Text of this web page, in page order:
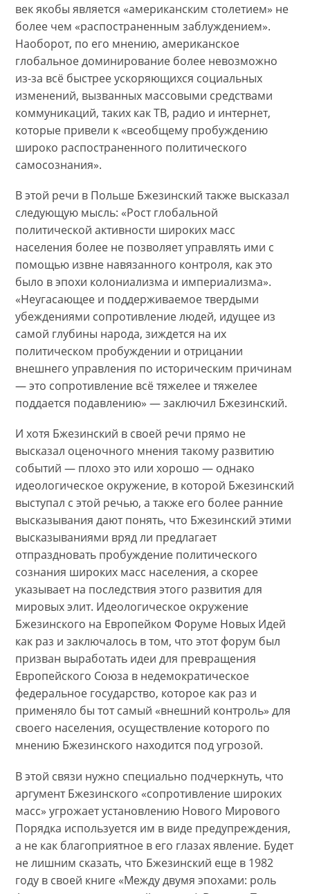
век якобы является «американским столетием» не
более чем «распостраненным заблуждением».
Наоборот, по его мнению, американское
глобальное доминирование более невозможно
из-за всё быстрее ускоряющихся социальных
изменений, вызванных массовыми средствами
коммуникаций, таких как ТВ, радио и интернет,
которые привели к «всеобщему пробуждению
широко распостраненного политического
самосознания».
В этой речи в Польше Бжезинский также высказал
следующую мысль: «Рост глобальной
политической активности широких масс
населения более не позволяет управлять ими с
помощью извне навязанного контроля, как это
было в эпохи колониализма и империализма».
«Неугасающее и поддерживаемое твердыми
убеждениями сопротивление людей, идущее из
самой глубины народа, зиждется на их
политическом пробуждении и отрицании
внешнего управления по историческим причинам
— это сопротивление всё тяжелее и тяжелее
поддается подавлению» — заключил Бжезинский.
И хотя Бжезинский в своей речи прямо не
высказал оценочного мнения такому развитию
событий — плохо это или хорошо — однако
идеологическое окружение, в которой Бжезинский
выступал с этой речью, а также его более ранние
высказывания дают понять, что Бжезинский этими
высказываниями вряд ли предлагает
отпраздновать пробуждение политического
сознания широких масс населения, а скорее
указывает на последствия этого развития для
мировых элит. Идеологическое окружение
Бжезинского на Европейком Форуме Новых Идей
как раз и заключалось в том, что этот форум был
призван выработать идеи для превращения
Европейского Союза в недемократическое
федеральное государство, которое как раз и
применяло бы тот самый «внешний контроль» для
своего населения, осуществление которого по
мнению Бжезинского находится под угрозой.
В этой связи нужно специально подчеркнуть, что
аргумент Бжезинского «сопротивление широких
масс» угрожает установлению Нового Мирового
Порядка используется им в виде предупреждения,
а не как благоприятное в его глазах явление. Будет
не лишним сказать, что Бжезинский еще в 1982
году в своей книге «Между двумя эпохами: роль